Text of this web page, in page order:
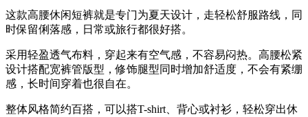
这款高腰休闲短裤就是专门为夏天设计，走轻松舒服路线，同
时保留俐落感，日常或旅行都很好搭。
采用轻盈透气布料，穿起来有空气感，不容易闷热。高腰松紧
设计搭配宽裤管版型，修饰腿型同时增加舒适度，不会有紧绷
感，长时间穿着也很自在。
整体风格简约百搭，可以搭T-shirt、背心或衬衫，轻松穿出休